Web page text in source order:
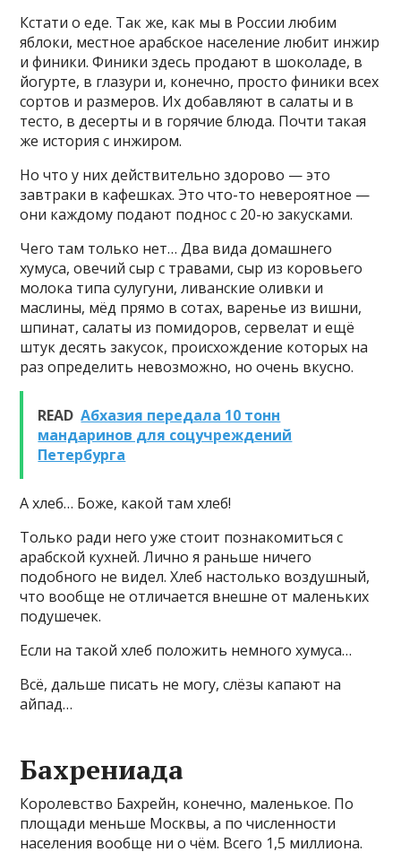
Кстати о еде. Так же, как мы в России любим
яблоки, местное арабское население любит инжир
и финики. Финики здесь продают в шоколаде, в
йогурте, в глазури и, конечно, просто финики всех
сортов и размеров. Их добавляют в салаты и в
тесто, в десерты и в горячие блюда. Почти такая
же история с инжиром.
Но что у них действительно здорово — это
завтраки в кафешках. Это что-то невероятное —
они каждому подают поднос с 20-ю закусками.
Чего там только нет… Два вида домашнего
хумуса, овечий сыр с травами, сыр из коровьего
молока типа сулугуни, ливанские оливки и
маслины, мёд прямо в сотах, варенье из вишни,
шпинат, салаты из помидоров, сервелат и ещё
штук десять закусок, происхождение которых на
раз определить невозможно, но очень вкусно.
READ Абхазия передала 10 тонн
мандаринов для соцучреждений
Петербурга
А хлеб… Боже, какой там хлеб!
Только ради него уже стоит познакомиться с
арабской кухней. Лично я раньше ничего
подобного не видел. Хлеб настолько воздушный,
что вообще не отличается внешне от маленьких
подушечек.
Если на такой хлеб положить немного хумуса…
Всё, дальше писать не могу, слёзы капают на
айпад…
Бахрениада
Королевство Бахрейн, конечно, маленькое. По
площади меньше Москвы, а по численности
населения вообще ни о чём. Всего 1,5 миллиона.